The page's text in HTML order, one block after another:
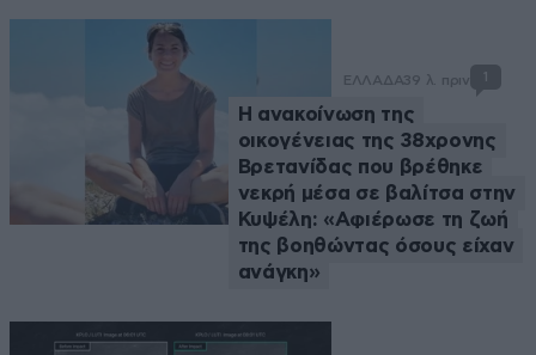
ΕΛΛΑΔΑ39 λ. πριν 1
Η ανακοίνωση της
οικογένειας της 38χρονης
Βρετανίδας που βρέθηκε
νεκρή μέσα σε βαλίτσα στην
Κυψέλη: «Αφιέρωσε τη ζωή
της βοηθώντας όσους είχαν
ανάγκη»